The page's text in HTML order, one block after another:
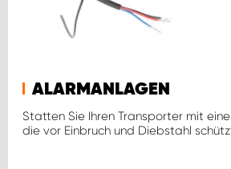
ALARMANLAGEN
Statten Sie Ihren Transporter mit
die vor Einbruch und Diebstahl